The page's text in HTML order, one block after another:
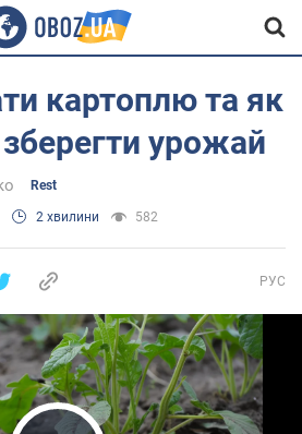
картоплю та як
урожай
Rest
2 хвилини 582
РУС